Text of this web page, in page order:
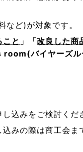
ど)が対象です。
と 」「改良した商
バイヤーズル
込みをご検討くだ
みの際は商工会ま